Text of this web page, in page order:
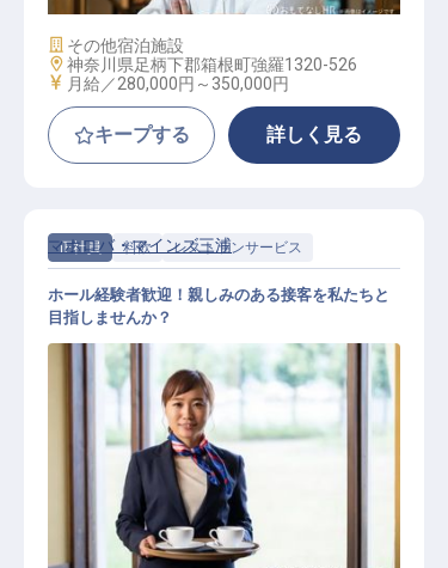
施設業態
その他宿泊施設
勤務地
神奈川県足柄下郡箱根町強羅1320-526
給与
月給／280,000円～ 350,000円
キープする 詳しく見る
正社員 料飲 レストランサービス
レストランサービス
マホロバ・マインズ三浦
ホール経験者歓迎！親しみのある接客を私たちと
目指しませんか？